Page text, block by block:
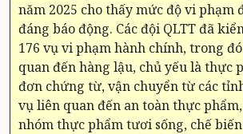
năm 2025 cho thấy mức độ vi phạm
đáng báo động. Các đội QLTT đã
176 vụ vi phạm hành chính, trong
quan đến hàng lậu, chủ yếu là thực
đơn chứng từ, vận chuyển từ các
vụ liên quan đến an toàn thực
nhóm thực phẩm tươi sống, chế